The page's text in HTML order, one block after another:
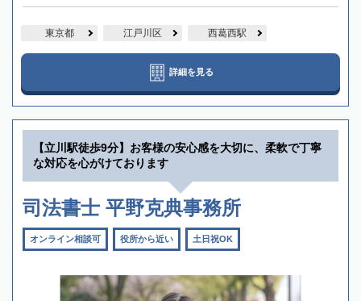
東京都 江戸川区 西葛西駅
詳細を見る
【立川駅徒歩9分】お客様の安心感を大切に、柔軟で丁寧
な対応を心がけております
司法書士 平野克典事務所
オンライン相談可 役所から近い 土日祝OK